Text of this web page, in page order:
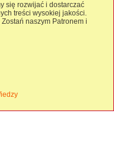
się rozwijać i dostarczać
treści wysokiej jakości.
naszym Patronem i